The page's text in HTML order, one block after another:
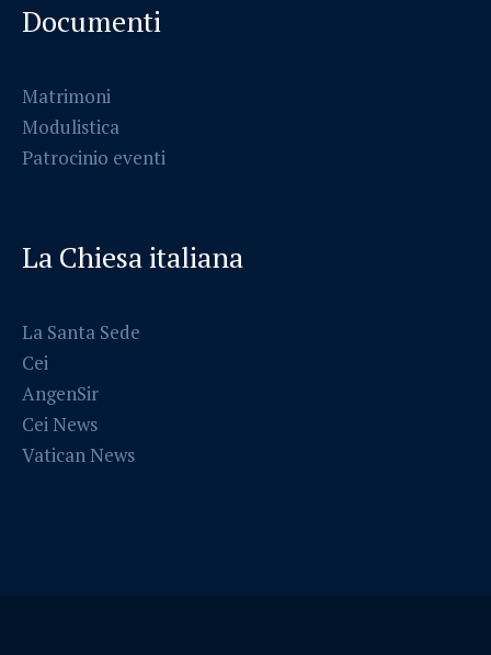
Documenti
Matrimoni
Modulistica
Patrocinio eventi
La Chiesa italiana
La Santa Sede
Cei
AngenSir
Cei News
Vatican News